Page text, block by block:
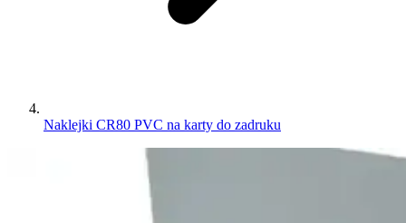
Naklejki CR80 PVC na karty do zadruku